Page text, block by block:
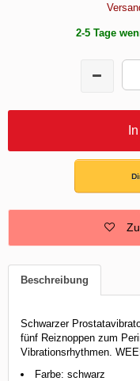
2-5 Tage
Beschreibung
Schwarzer
fünf Reiznoppen zum
Vibrationsrhythmen.
Farbe: schwarz